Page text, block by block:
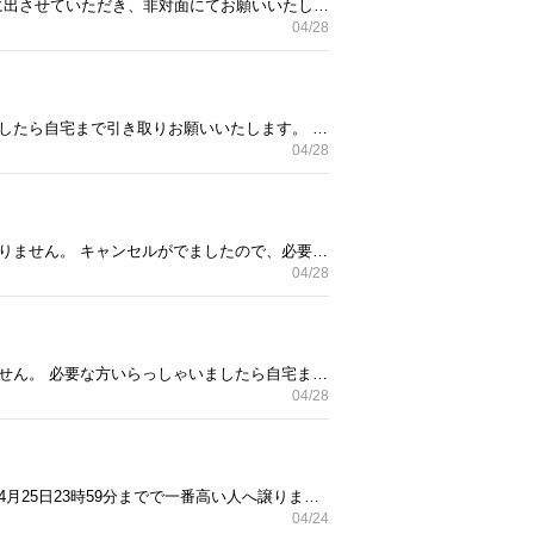
04/28
04/28
04/28
04/28
04/24